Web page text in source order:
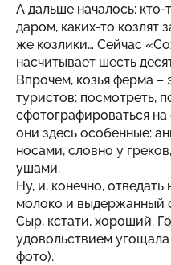
А дальше началось: кто-
даром, каких-то козлят
же козлики… Сейчас
насчитывает шесть
Впрочем, козья ферма –
туристов: посмотреть,
сфотографироваться на
они здесь особенные:
носами, словно у
ушами.
Ну, и, конечно, отведать
молоко и выдержанный
Сыр, кстати, хороший.
удовольствием
фото).